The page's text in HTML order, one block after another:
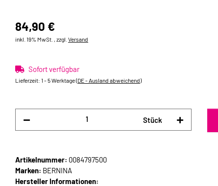
84,90 €
inkl. 19% MwSt. , zzgl. Versand
Sofort verfügbar
Lieferzeit: 1 - 5 Werktage(DE - Ausland abweichend)
Stück
Artikelnummer: 0084797500
Marken: BERNINA
Hersteller Informationen: